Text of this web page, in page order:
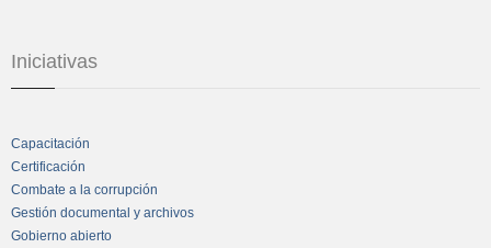
Iniciativas
Capacitación
Certificación
Combate a la corrupción
Gestión documental y archivos
Gobierno abierto